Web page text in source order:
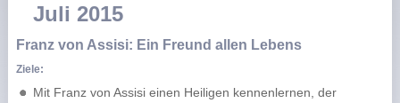
Juli 2015
Franz von Assisi: Ein Freund allen Lebens
Ziele:
Mit Franz von Assisi einen Heiligen kennenlernen, der